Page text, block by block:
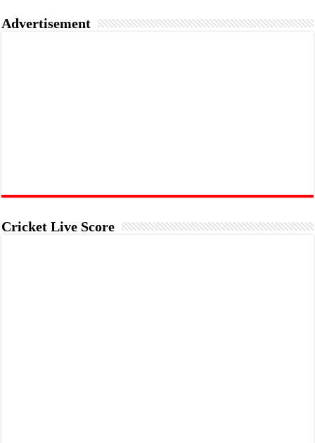
Advertisement
Cricket Live Score